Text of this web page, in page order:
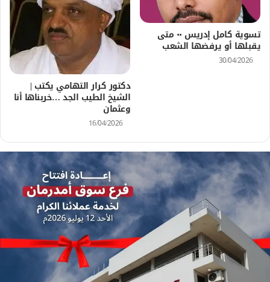
تسوية كامل إدريس ٠٠ متى
يقبلها أو يرفضها الشعب
30/04/2026
دكتور كرار التهامي يكتب |
الشيخ الطيب الجد …خربناها أنا
وعثمان
16/04/2026